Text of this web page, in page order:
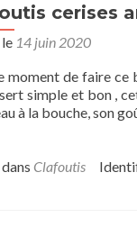
cerises
14 juin 2020
moment de faire ce
simple et bon ,
à la bouche, son
Clafoutis